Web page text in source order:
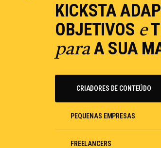
KICKSTA
OBJETIVOS e
paraA SUA
CRIADORES DE CONTEÚDO
PEQUENAS EMPRESAS
FREELANCERS